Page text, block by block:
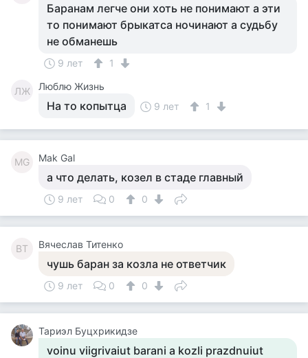
Баранам легче они хоть не понимают а эти
то понимают брыкатса ночинают а судьбу
не обманешь
9 лет 1
ЛЖ Люблю Жизнь
На то копытца 9 лет 1
MG Mak Gal
а что делать, козел в стаде главный
9 лет 0 0
ВТ Вячеслав Титенко
чушь баран за козла не ответчик
9 лет 0 0
Тариэл Буцхрикидзе
voinu viigrivaiut barani a kozli prazdnuiut